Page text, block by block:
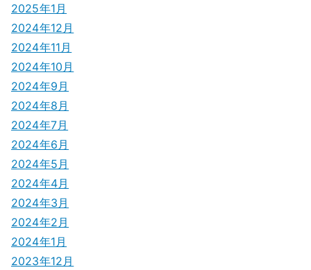
2025年1月
2024年12月
2024年11月
2024年10月
2024年9月
2024年8月
2024年7月
2024年6月
2024年5月
2024年4月
2024年3月
2024年2月
2024年1月
2023年12月